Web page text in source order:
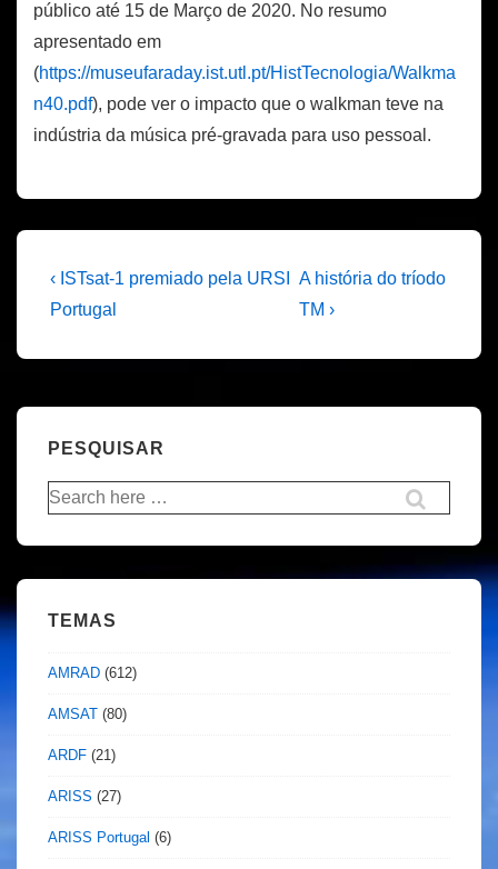
público até 15 de Março de 2020. No resumo
apresentado em
(https://museufaraday.ist.utl.pt/HistTecnologia/Walkma
n40.pdf), pode ver o impacto que o walkman teve na
indústria da música pré-gravada para uso pessoal.
Navegação
de
artigos
Previous
Post
‹ ISTsat-1 premiado pela URSI
Portugal
Next
Post
A história do tríodo
TM ›
PESQUISAR
Pesquisar
por:
TEMAS
AMRAD (612)
AMSAT (80)
ARDF (21)
ARISS (27)
ARISS Portugal (6)